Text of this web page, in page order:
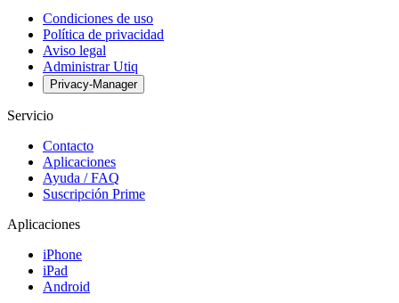
Condiciones de uso
Política de privacidad
Aviso legal
Administrar Utiq
Privacy-Manager
Servicio
Contacto
Aplicaciones
Ayuda / FAQ
Suscripción Prime
Aplicaciones
iPhone
iPad
Android